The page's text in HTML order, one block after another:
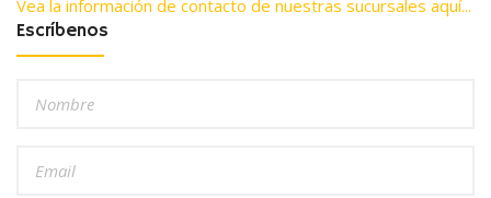
Vea la información de contacto de nuestras sucursales aquí...
Escríbenos